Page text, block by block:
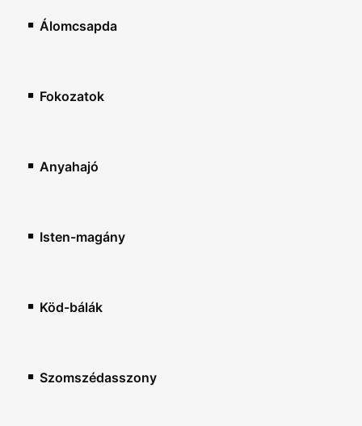
Álomcsapda
Fokozatok
Anyahajó
Isten-magány
Köd-bálák
Szomszédasszony